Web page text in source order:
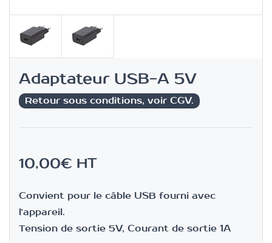
Adaptateur USB-A 5V
Retour sous conditions, voir CGV.
10,00€ HT
Convient pour le câble USB fourni avec
l'appareil.
Tension de sortie 5V, Courant de sortie 1A